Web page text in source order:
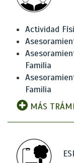
Actividad
Familia
Familia
MÁS